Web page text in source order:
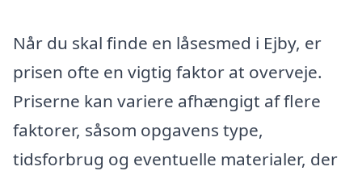
Når du skal finde en låsesmed i Ejby, er
prisen ofte en vigtig faktor at overveje.
Priserne kan variere afhængigt af flere
faktorer, såsom opgavens type,
tidsforbrug og eventuelle materialer, der